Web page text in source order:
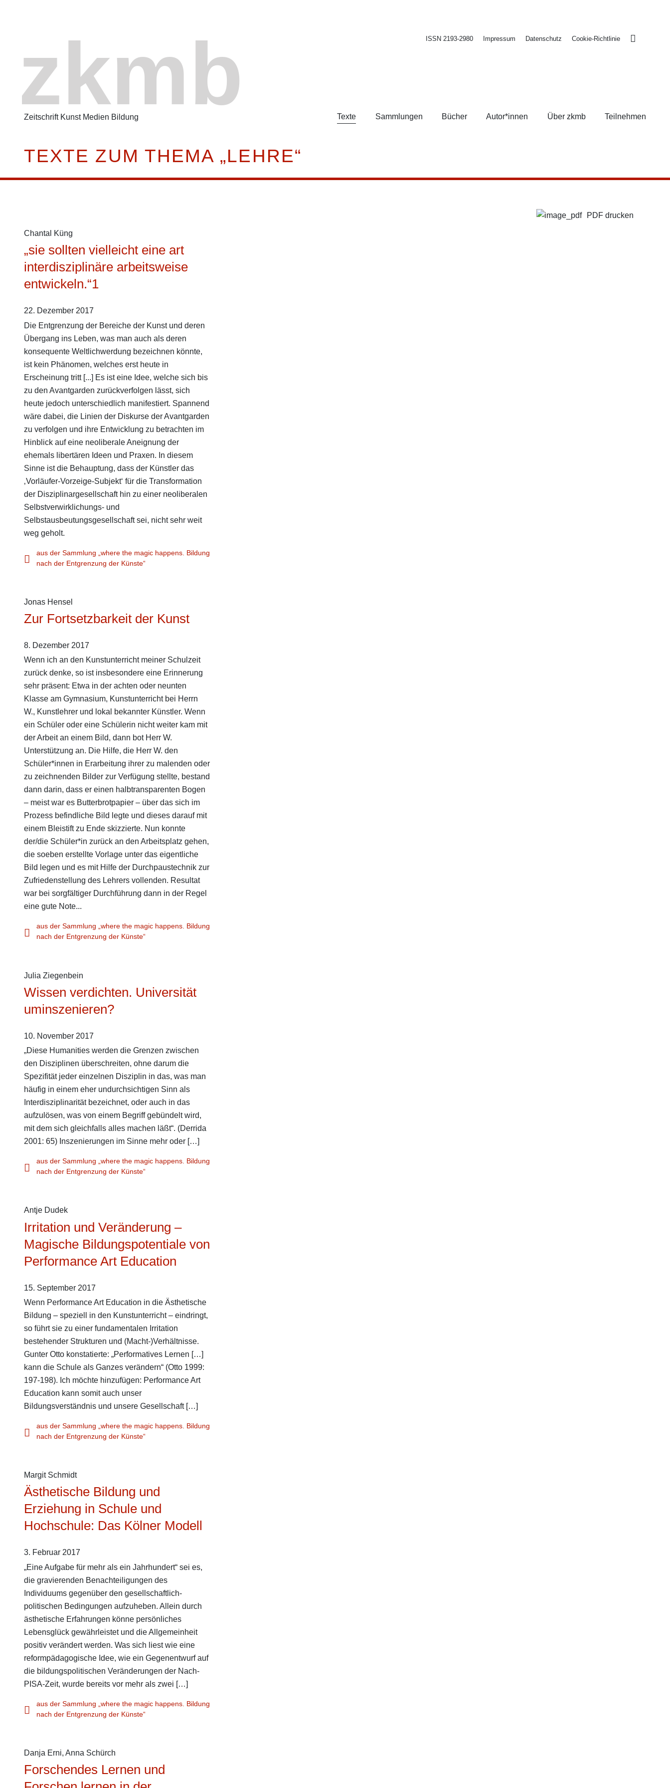
zkmb
Zeitschrift Kunst Medien Bildung
ISSN 2193-2980 Impressum Datenschutz Cookie-Richtlinie
Texte Sammlungen Bücher Autor*innen Über zkmb Teilnehmen
TEXTE ZUM THEMA „LEHRE“
PDF drucken
Chantal Küng
„sie sollten vielleicht eine art
interdisziplinäre arbeitsweise
entwickeln.“1
22. Dezember 2017
Die Entgrenzung der Bereiche der Kunst und deren
Übergang ins Leben, was man auch als deren
konsequente Weltlichwerdung bezeichnen könnte,
ist kein Phänomen, welches erst heute in
Erscheinung tritt [...] Es ist eine Idee, welche sich bis
zu den Avantgarden zurückverfolgen lässt, sich
heute jedoch unterschiedlich manifestiert. Spannend
wäre dabei, die Linien der Diskurse der Avantgarden
zu verfolgen und ihre Entwicklung zu betrachten im
Hinblick auf eine neoliberale Aneignung der
ehemals libertären Ideen und Praxen. In diesem
Sinne ist die Behauptung, dass der Künstler das
‚Vorläufer-Vorzeige-Subjekt‘ für die Transformation
der Disziplinargesellschaft hin zu einer neoliberalen
Selbstverwirklichungs- und
Selbstausbeutungsgesellschaft sei, nicht sehr weit
weg geholt.
aus der Sammlung „where the magic happens. Bildung
nach der Entgrenzung der Künste“
Jonas Hensel
Zur Fortsetzbarkeit der Kunst
8. Dezember 2017
Wenn ich an den Kunstunterricht meiner Schulzeit
zurück denke, so ist insbesondere eine Erinnerung
sehr präsent: Etwa in der achten oder neunten
Klasse am Gymnasium, Kunstunterricht bei Herrn
W., Kunstlehrer und lokal bekannter Künstler. Wenn
ein Schüler oder eine Schülerin nicht weiter kam mit
der Arbeit an einem Bild, dann bot Herr W.
Unterstützung an. Die Hilfe, die Herr W. den
Schüler*innen in Erarbeitung ihrer zu malenden oder
zu zeichnenden Bilder zur Verfügung stellte, bestand
dann darin, dass er einen halbtransparenten Bogen
– meist war es Butterbrotpapier – über das sich im
Prozess befindliche Bild legte und dieses darauf mit
einem Bleistift zu Ende skizzierte. Nun konnte
der/die Schüler*in zurück an den Arbeitsplatz gehen,
die soeben erstellte Vorlage unter das eigentliche
Bild legen und es mit Hilfe der Durchpaustechnik zur
Zufriedenstellung des Lehrers vollenden. Resultat
war bei sorgfältiger Durchführung dann in der Regel
eine gute Note...
aus der Sammlung „where the magic happens. Bildung
nach der Entgrenzung der Künste“
Julia Ziegenbein
Wissen verdichten. Universität
uminszenieren?
10. November 2017
„Diese Humanities werden die Grenzen zwischen
den Disziplinen überschreiten, ohne darum die
Spezifität jeder einzelnen Disziplin in das, was man
häufig in einem eher undurchsichtigen Sinn als
Interdisziplinarität bezeichnet, oder auch in das
aufzulösen, was von einem Begriff gebündelt wird,
mit dem sich gleichfalls alles machen läßt“. (Derrida
2001: 65) Inszenierungen im Sinne mehr oder […]
aus der Sammlung „where the magic happens. Bildung
nach der Entgrenzung der Künste“
Antje Dudek
Irritation und Veränderung –
Magische Bildungspotentiale von
Performance Art Education
15. September 2017
Wenn Performance Art Education in die Ästhetische
Bildung – speziell in den Kunstunterricht – eindringt,
so führt sie zu einer fundamentalen Irritation
bestehender Strukturen und (Macht-)Verhältnisse.
Gunter Otto konstatierte: „Performatives Lernen […]
kann die Schule als Ganzes verändern“ (Otto 1999:
197-198). Ich möchte hinzufügen: Performance Art
Education kann somit auch unser
Bildungsverständnis und unsere Gesellschaft […]
aus der Sammlung „where the magic happens. Bildung
nach der Entgrenzung der Künste“
Margit Schmidt
Ästhetische Bildung und
Erziehung in Schule und
Hochschule: Das Kölner Modell
3. Februar 2017
„Eine Aufgabe für mehr als ein Jahrhundert“ sei es,
die gravierenden Benachteiligungen des
Individuums gegenüber den gesellschaftlich-
politischen Bedingungen aufzuheben. Allein durch
ästhetische Erfahrungen könne persönliches
Lebensglück gewährleistet und die Allgemeinheit
positiv verändert werden. Was sich liest wie eine
reformpädagogische Idee, wie ein Gegenentwurf auf
die bildungspolitischen Veränderungen der Nach-
PISA-Zeit, wurde bereits vor mehr als zwei […]
aus der Sammlung „where the magic happens. Bildung
nach der Entgrenzung der Künste“
Danja Erni, Anna Schürch
Forschendes Lernen und